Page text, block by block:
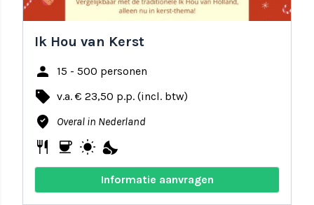
Ik Hou van Kerst
person 15 - 500 personen
local_offer v.a. € 23,50 p.p. (incl. btw)
where_to_vote Overal in Nederland
restaurant coffee wb_sunny nights_stay
Informatie aanvragen